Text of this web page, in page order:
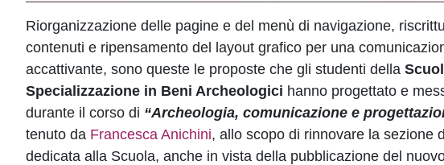
Riorganizzazione delle pagine e del menù di navigazione,
contenuti e ripensamento del layout grafico per una
accattivante, sono queste le proposte che gli studenti della
Specializzazione in Beni Archeologici hanno progettato e
durante il corso di “Archeologia, comunicazione e
tenuto da Francesca Anichini, allo scopo di rinnovare la sezione
dedicata alla Scuola, anche in vista della pubblicazione del